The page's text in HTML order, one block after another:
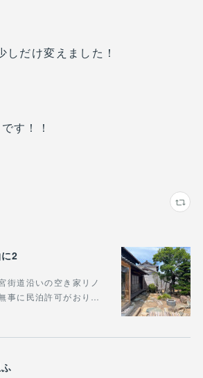
だけ変えました！
です！！
2
街道沿いの空き家リノ
事に民泊許可がおり…